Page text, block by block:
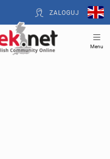
ZALOGUJ
Menu